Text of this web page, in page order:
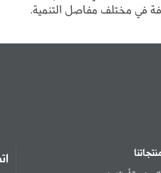
في مختلف مفاصل التنمية.